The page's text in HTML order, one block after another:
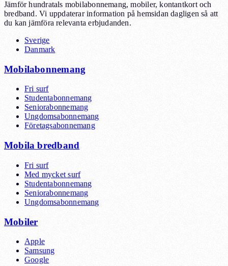
Jämför hundratals mobilabonnemang, mobiler, kontantkort och
bredband. Vi uppdaterar information på hemsidan dagligen så att
du kan jämföra relevanta erbjudanden.
Sverige
Danmark
Mobilabonnemang
Fri surf
Studentabonnemang
Seniorabonnemang
Ungdomsabonnemang
Företagsabonnemang
Mobila bredband
Fri surf
Med mycket surf
Studentabonnemang
Seniorabonnemang
Ungdomsabonnemang
Mobiler
Apple
Samsung
Google